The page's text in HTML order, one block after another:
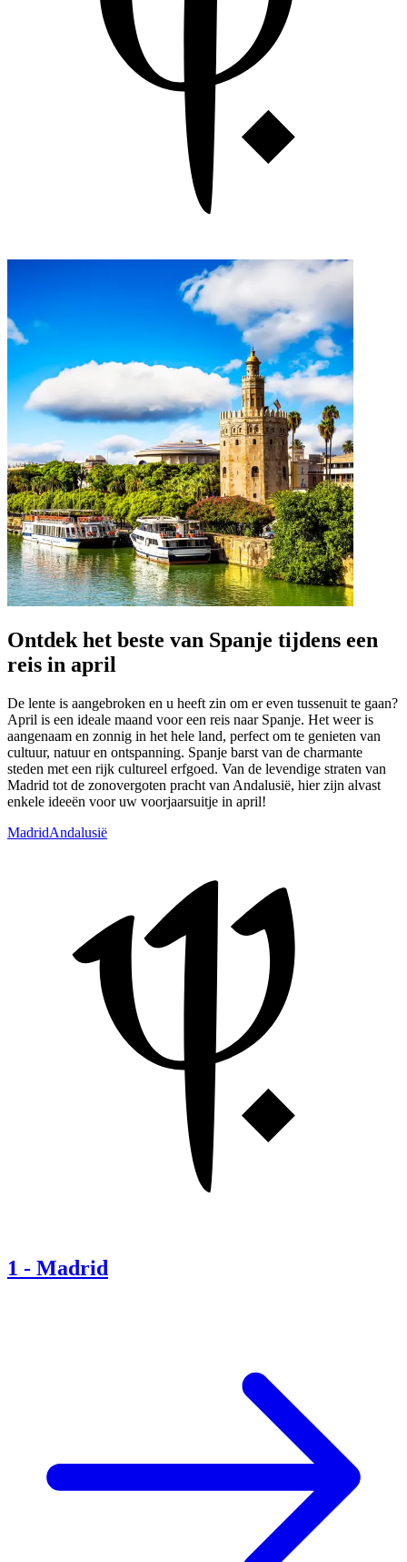
Ontdek het beste van Spanje tijdens een
reis in april
De lente is aangebroken en u heeft zin om er even tussenuit te gaan?
April is een ideale maand voor een reis naar Spanje. Het weer is
aangenaam en zonnig in het hele land, perfect om te genieten van
cultuur, natuur en ontspanning. Spanje barst van de charmante
steden met een rijk cultureel erfgoed. Van de levendige straten van
Madrid tot de zonovergoten pracht van Andalusië, hier zijn alvast
enkele ideeën voor uw voorjaarsuitje in april!
MadridAndalusië
1 - Madrid